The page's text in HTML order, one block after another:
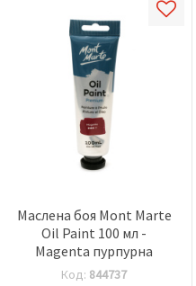
Маслена боя Mont Marte
Oil Paint 100 мл -
Magenta пурпурна
Код: 844737